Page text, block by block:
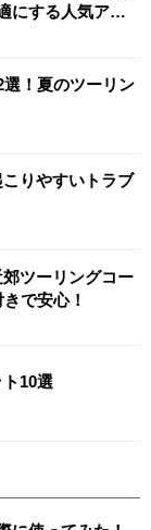
にする人気アイ
！夏のツーリン
りやすいトラブ
ツーリングコー
で安心！
10選